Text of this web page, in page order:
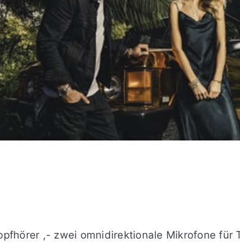
,- zwei omnidirektionale Mikrofone